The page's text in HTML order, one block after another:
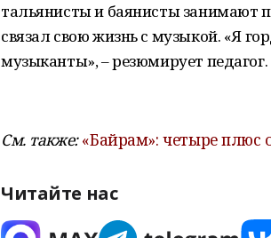
тальянисты и баянисты занимают
связал свою жизнь с музыкой. «Я
музыканты», – резюмирует педагог.
См. также: «Байрам»: четыре плюс
Читайте нас